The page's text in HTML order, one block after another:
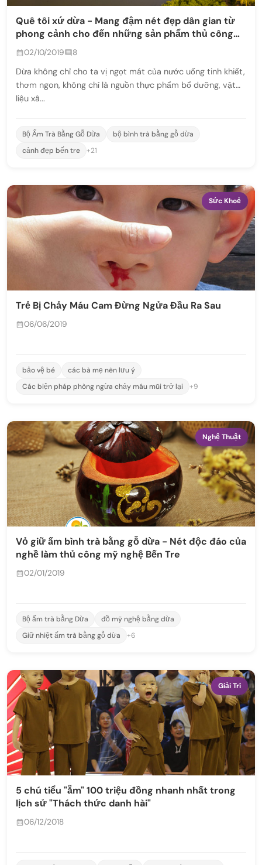
Quê tôi xứ dừa - Mang đậm nét đẹp dân gian từ
phong cảnh cho đến những sản phẩm thủ công
mỹ nghệ từ dừa Bến Tre
02/10/2019 8
Dừa không chỉ cho ta vị ngọt mát của nước uống tinh khiết,
thơm ngon, không chỉ là nguồn thực phẩm bổ dưỡng, vật
liệu xâ...
Bộ Ấm Trà Bằng Gỗ Dừa
bộ bình trà bằng gỗ dừa
cảnh đẹp bến tre
+21
Sức Khoẻ
Trẻ Bị Chảy Máu Cam Đừng Ngửa Đầu Ra Sau
06/06/2019
bảo vệ bé
các bà mẹ nên lưu ý
Các biện pháp phòng ngừa chảy máu mũi trở lại
+9
Nghệ Thuật
Vỏ giữ ấm bình trà bằng gỗ dừa - Nét độc đáo của
nghề làm thủ công mỹ nghệ Bến Tre
02/01/2019
Bộ ấm trà bằng Dừa
đồ mỹ nghệ bằng dừa
Giữ nhiệt ấm trà bằng gỗ dừa
+6
Giải Trí
5 chú tiểu "ẵm" 100 triệu đồng nhanh nhất trong
lịch sử "Thách thức danh hài"
06/12/2018